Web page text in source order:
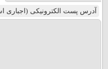
آدرس پست الکترونیکی (اجباری